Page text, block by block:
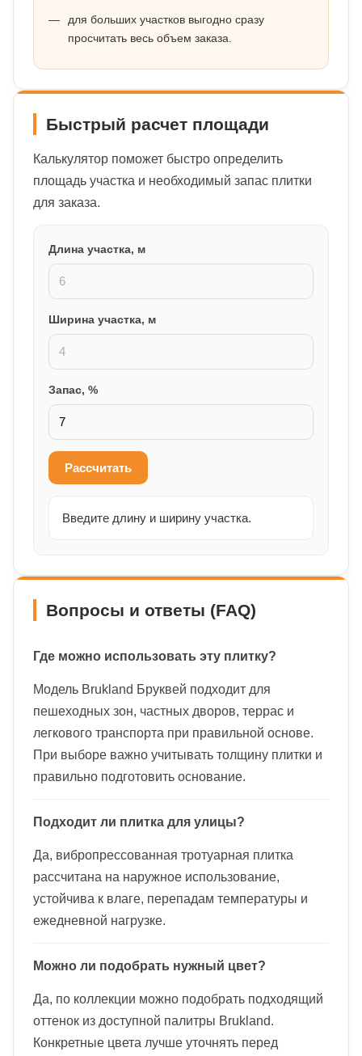
для больших участков выгодно сразу
просчитать весь объем заказа.
Быстрый расчет площади
Калькулятор поможет быстро определить
площадь участка и необходимый запас плитки
для заказа.
Длина участка, м
Ширина участка, м
Запас, %
Рассчитать
Введите длину и ширину участка.
Вопросы и ответы (FAQ)
Где можно использовать эту плитку?
Модель Brukland Бруквей подходит для
пешеходных зон, частных дворов, террас и
легкового транспорта при правильной основе.
При выборе важно учитывать толщину плитки и
правильно подготовить основание.
Подходит ли плитка для улицы?
Да, вибропрессованная тротуарная плитка
рассчитана на наружное использование,
устойчива к влаге, перепадам температуры и
ежедневной нагрузке.
Можно ли подобрать нужный цвет?
Да, по коллекции можно подобрать подходящий
оттенок из доступной палитры Brukland.
Конкретные цвета лучше уточнять перед